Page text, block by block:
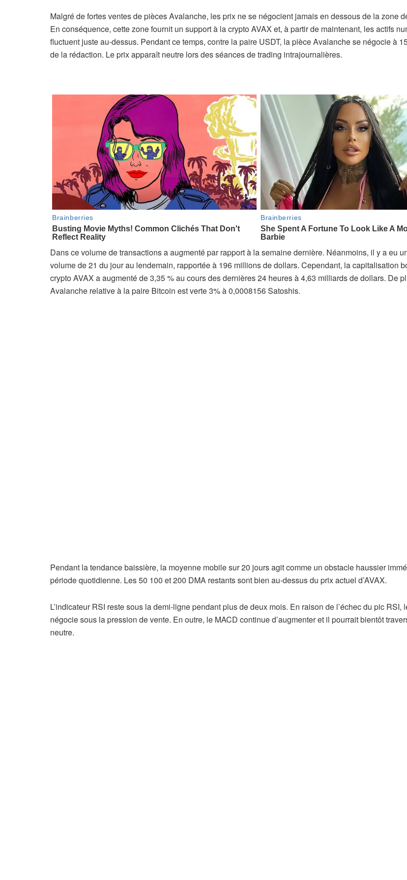
Malgré de fortes ventes de pièces Avalanche, les prix ne se négocient jamais en dessous de la zone
En conséquence, cette zone fournit un support à la crypto AVAX et, à partir de maintenant, les actifs
fluctuent juste au-dessus. Pendant ce temps, contre la paire USDT, la pièce Avalanche se négocie à
de la rédaction. Le prix apparaît neutre lors des séances de trading intrajournalières.
Dans ce volume de transactions a augmenté par rapport à la semaine dernière. Néanmoins, il y a eu
volume de 21 du jour au lendemain, rapportée à 196 millions de dollars. Cependant, la capitalisation
crypto AVAX a augmenté de 3,35 % au cours des dernières 24 heures à 4,63 milliards de dollars. De
Avalanche relative à la paire Bitcoin est verte 3% à 0,0008156 Satoshis.
Pendant la tendance baissière, la moyenne mobile sur 20 jours agit comme un obstacle haussier
période quotidienne. Les 50 100 et 200 DMA restants sont bien au-dessus du prix actuel d’AVAX.
L’indicateur RSI reste sous la demi-ligne pendant plus de deux mois. En raison de l’échec du pic RSI,
négocie sous la pression de vente. En outre, le MACD continue d’augmenter et il pourrait bientôt
neutre.